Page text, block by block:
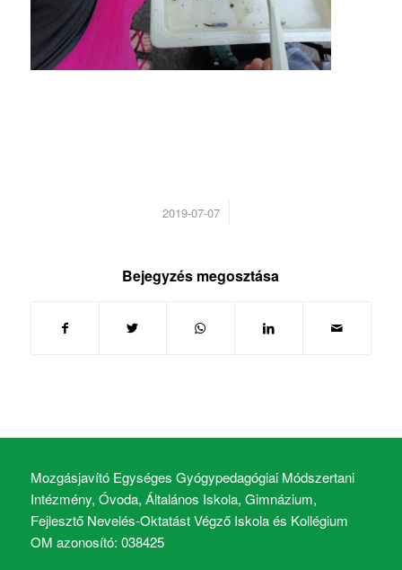
2019-07-07
/
Bejegyzés megosztása
Mozgásjavító Egységes Gyógypedagógiai Módszertani
Intézmény, Óvoda, Általános Iskola, Gimnázium,
Fejlesztő Nevelés-Oktatást Végző Iskola és Kollégium
OM azonosító: 038425